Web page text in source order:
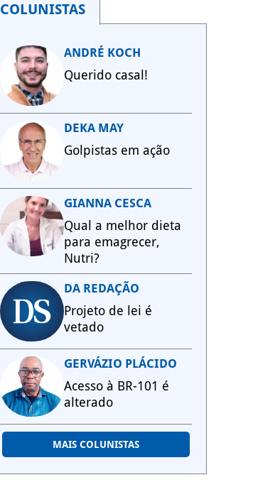
COLUNISTAS
ANDRÉ KOCH
Querido casal!
DEKA MAY
Golpistas em ação
GIANNA CESCA
Qual a melhor dieta
para emagrecer,
Nutri?
DA REDAÇÃO
Projeto de lei é
vetado
GERVÁZIO PLÁCIDO
Acesso à BR-101 é
alterado
MAIS COLUNISTAS